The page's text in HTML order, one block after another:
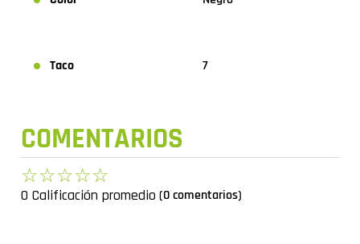
Taco 7
COMENTARIOS
☆☆☆☆☆
0 Calificación promedio (0 comentarios)